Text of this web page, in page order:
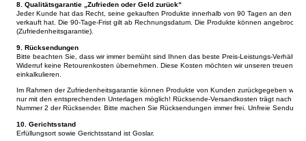
8. Qualitätsgarantie „Zufrieden oder Geld zurück“
Jeder Kunde hat das Recht, seine gekauften Produkte innerhalb von 90 Tagen an den
verkauft hat. Die 90-Tage-Frist gilt ab Rechnungsdatum. Die Produkte können
(Zufriedenheitsgarantie).
9. Rücksendungen
Bitte beachten Sie, dass wir immer bemüht sind Ihnen das beste Preis-Leistungs-
Widerruf keine Retourenkosten übernehmen. Diese Kosten möchten wir unseren treuen
einkalkulieren.
Im Rahmen der Zufriedenheitsgarantie können Produkte von Kunden zurückgegeben
nur mit den entsprechenden Unterlagen möglich! Rücksende-Versandkosten trägt nach
Nummer 2 der Rücksender. Bitte machen Sie Rücksendungen immer frei. Unfreie
10. Gerichtsstand
Erfüllungsort sowie Gerichtsstand ist Goslar.